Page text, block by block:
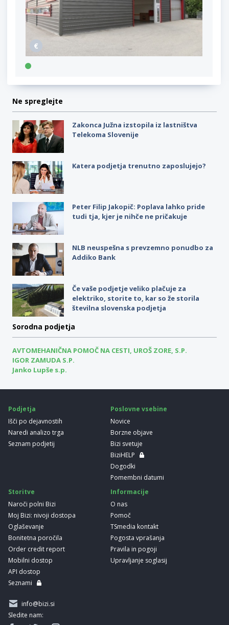
Ne spreglejte
Zakonca Južna izstopila iz lastništva
Telekoma Slovenije
Katera podjetja trenutno zaposlujejo?
Peter Filip Jakopič: Poplava lahko pride
tudi tja, kjer je nihče ne pričakuje
NLB neuspešna s prevzemno ponudbo za
Addiko Bank
Če vaše podjetje veliko plačuje za
elektriko, storite to, kar so že storila
številna slovenska podjetja
Sorodna podjetja
AVTOMEHANIČNA POMOČ NA CESTI, UROŠ ZORE, S.P.
IGOR ZAMUDA S.P.
Janko Lupše s.p.
Podjetja
Išči po dejavnostih
Naredi analizo trga
Seznam podjetij
Poslovne vsebine
Novice
Borzne objave
Bizi svetuje
BiziHELP
Dogodki
Pomembni datumi
Storitve
Naroči polni Bizi
Moj Bizi: nivoji dostopa
Oglaševanje
Bonitetna poročila
Order credit report
Mobilni dostop
API dostop
Seznami
Informacije
O nas
Pomoč
TSmedia kontakt
Pogosta vprašanja
Pravila in pogoji
Upravljanje soglasij
info@bizi.si
Sledite nam: